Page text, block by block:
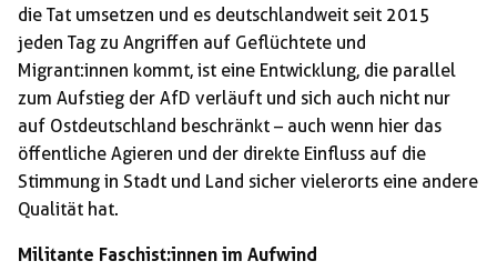
die Tat umsetzen und es deutschlandweit seit 2015
jeden Tag zu Angriffen auf Geflüchtete und
Migrant:innen kommt, ist eine Entwicklung, die parallel
zum Aufstieg der AfD verläuft und sich auch nicht nur
auf Ostdeutschland beschränkt – auch wenn hier das
öffentliche Agieren und der direkte Einfluss auf die
Stimmung in Stadt und Land sicher vielerorts eine andere
Qualität hat.
Militante Faschist:innen im Aufwind